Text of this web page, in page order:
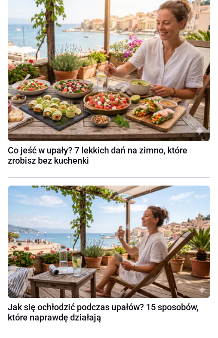
Co jeść w upały? 7 lekkich dań na zimno, które
zrobisz bez kuchenki
Jak się ochłodzić podczas upałów? 15 sposobów,
które naprawdę działają